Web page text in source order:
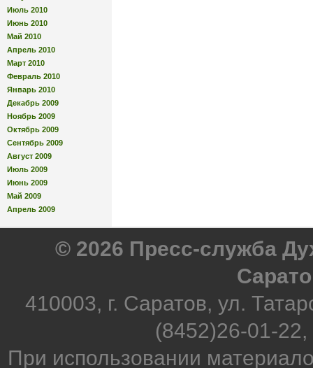
Июль 2010
Июнь 2010
Май 2010
Апрель 2010
Март 2010
Февраль 2010
Январь 2010
Декабрь 2009
Ноябрь 2009
Октябрь 2009
Сентябрь 2009
Август 2009
Июль 2009
Июнь 2009
Май 2009
Апрель 2009
© 2026 Пресс-служба
410003, г. Саратов, ул.
(8452)26-01-
При использовании